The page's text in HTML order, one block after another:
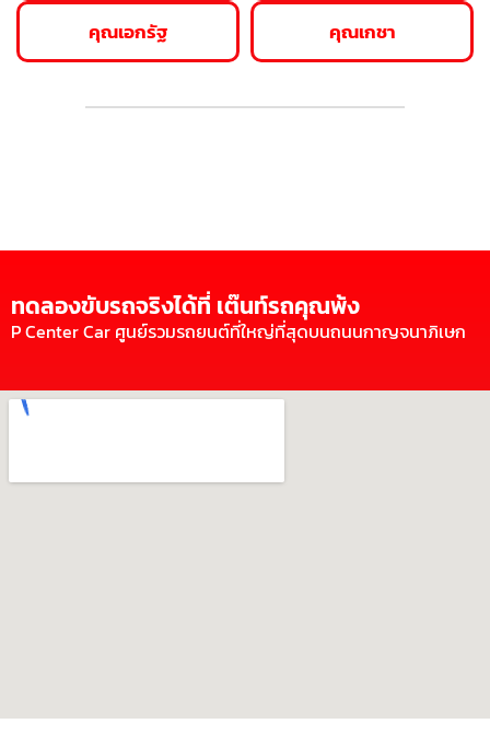
คุณเอกรัฐ คุณเกชา
ทดลองขับรถจริงได้ที่ เต๊นท์รถคุณพ้ง
P Center Car ศูนย์รวมรถยนต์ที่ใหญ่ที่สุดบนถนนกาญจนาภิเษก